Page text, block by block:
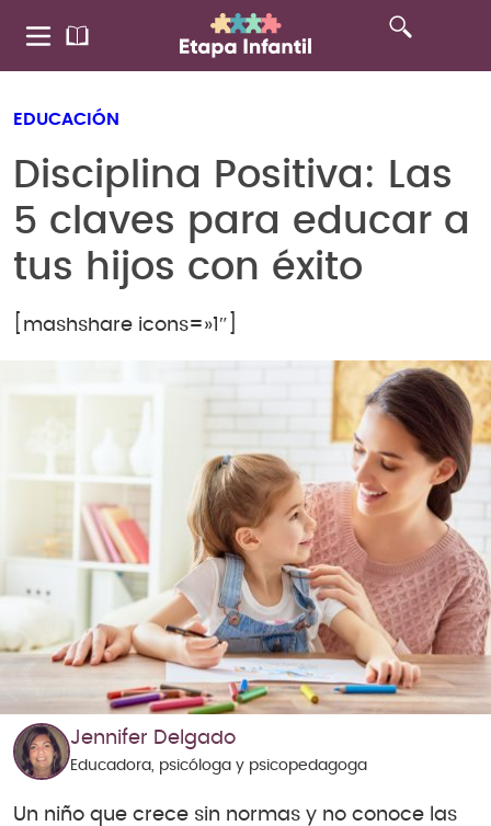
EDUCACIÓN
Disciplina Positiva: Las
5 claves para educar a
tus hijos con éxito
[mashshare icons=»1″]
Jennifer Delgado
Educadora, psicóloga y psicopedagoga
Un niño que crece sin normas y no conoce las